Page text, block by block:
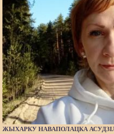
ЖЫХАРКУ НАВАПОЛАЦКА